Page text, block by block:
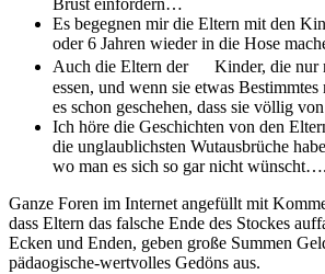
Brust einfordern…
Es begegnen mir die Eltern mit den
oder 6 Jahren wieder in die Hose
Auch die Eltern der Kinder, die nur
essen, und wenn sie etwas
es schon geschehen, dass sie völlig
Ich höre die Geschichten von den
die unglaublichsten Wutausbrüche
wo man es sich so gar nicht wünscht….
Ganze Foren im Internet angefüllt mit
dass Eltern das falsche Ende des Stockes
Ecken und Enden, geben große Summen
pädaogische-wertvolles Gedöns aus.